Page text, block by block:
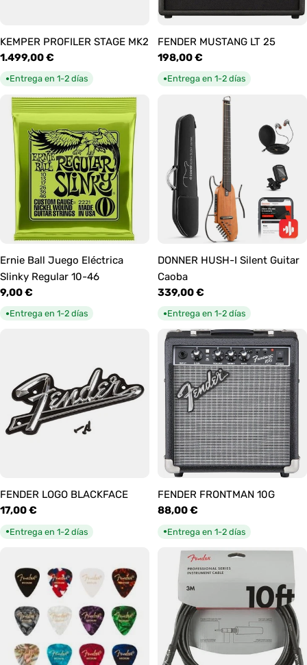
KEMPER PROFILER STAGE MK2
Precio
habitual
1.499,00 €
●Entrega en 1-2 días
FENDER MUSTANG LT 25
Precio
habitual
198,00 €
●Entrega en 1-2 días
Ernie Ball Juego Eléctrica
Slinky Regular 10-46
Precio
habitual
9,00 €
●Entrega en 1-2 días
DONNER HUSH-I Silent Guitar
Caoba
Precio
habitual
339,00 €
●Entrega en 1-2 días
FENDER LOGO BLACKFACE
Precio
habitual
17,00 €
●Entrega en 1-2 días
FENDER FRONTMAN 10G
Precio
habitual
88,00 €
●Entrega en 1-2 días